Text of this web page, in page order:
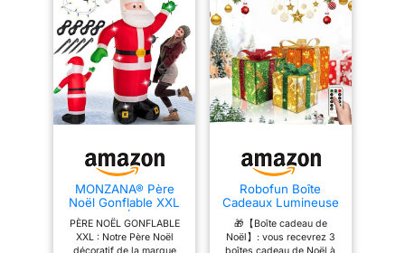
MONZANA® Père
Noël Gonflable XXL
250cm - Éclairage
LED IP44 Lumineux
- Matériel de
PÈRE NOËL GONFLABLE
XXL : Notre Père Noël
Robofun Boîte
Cadeaux Lumineuse
de Noël, Lot de 3
Boîte Cadeaux
Lumineuse de Noël
🎁【Boîte cadeau de
Noël】: vous recevrez 3